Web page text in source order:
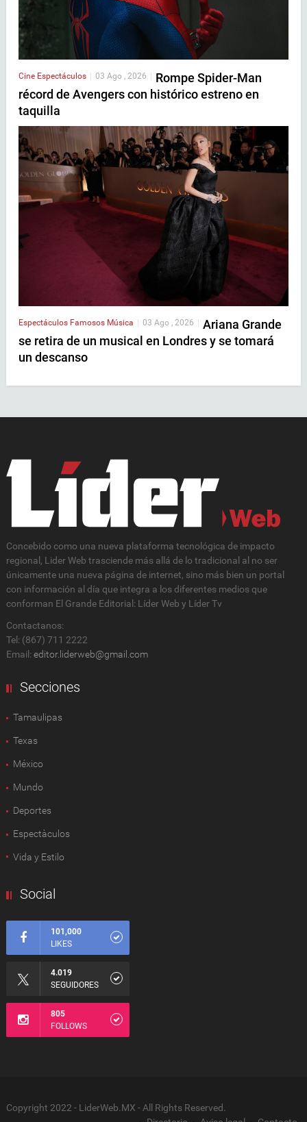
Cine Espectáculos | 03 Ago , 2026 | Rompe Spider-Man
récord de Avengers con histórico estreno en
taquilla
Espectáculos Famosos Música 03 Ago , 2026
Ariana Grande
se retira de un musical en Londres y se tomará
un descanso
Concebido como una nueva plataforma tecnológica de impacto
regional, Lider Web trasciende más allá de lo tradicional al no ser
únicamente una nueva página de internet, sino más bien un portal
con información al día que integra a los diferentes medios que
conforman El Grande Editorial: Líder Web y Líder Tv
Contactanos:
Tel: (867) 711 2222
Email: editor.liderweb@gmail.com
Secciones
Tamaulipas
Texas
México
Mundo
Deportes
Espectàculos
Vida y Estilo
Social
101,000
LIKES
4.019
SEGUIDORES
805
FOLLOWS
Copyright 2022 - LiderWeb.MX - All Rights Reserved.